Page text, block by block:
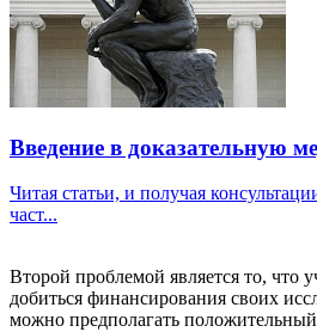
Введение в доказательную
Читая статьи, и получая
част...
Второй проблемой является то, что
добиться финансирования своих
можно предполагать положительный